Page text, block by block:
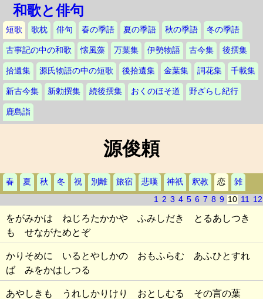
和歌と俳句
短歌 歌枕 俳句 春の季語 夏の季語 秋の季語 冬の季語
古事記の中の和歌 懐風藻 万葉集 伊勢物語 古今集 後撰集
拾遺集 源氏物語の中の短歌 後拾遺集 金葉集 詞花集 千載集
新古今集 新勅撰集 続後撰集 おくのほそ道 野ざらし紀行
鹿島詣
源俊頼
春 夏 秋 冬 祝 別離 旅宿 悲嘆 神祇 釈教 恋
雑
1 2 3 4 5 6 7 8 9 10 11 12
をがみかは ねじろたかかや ふみしだき とるあしつき
も せながためとぞ
かりそめに いるとやしかの おもふらむ あふひとすれ
ば みをかはしつる
あやしきも うれしかりけり おとしむる その言の葉